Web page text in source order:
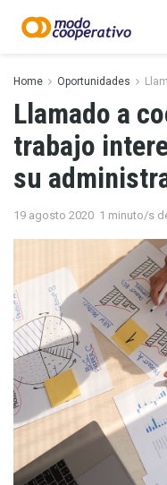
Home Oportunidades
Llamado a
trabajo
su
19 agosto 2020 1 minuto/s